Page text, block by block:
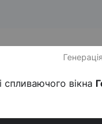
спливаючого вікна